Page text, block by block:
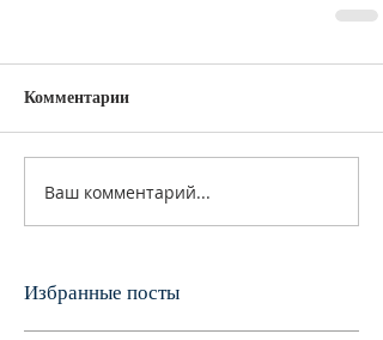
Комментарии
Ваш комментарий...
Избранные посты